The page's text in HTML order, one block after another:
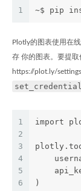
1 ~$ pip
Plotly的图表使用在
存 你的图表。要提取
https://plot.ly/
1
2
3
4
5
6
import
)